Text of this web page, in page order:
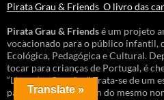
Pirata Grau & Friends_O livro das
Pirata Grau & Friendsé um projeto
vocacionado para o público infantil,
Ecológica, Pedagógica e Cultural.
tocar para crianças de Portugal, é
“Livro das Canções”. Trata-se de um
partir do livro e álbum do mesmo
Translate »